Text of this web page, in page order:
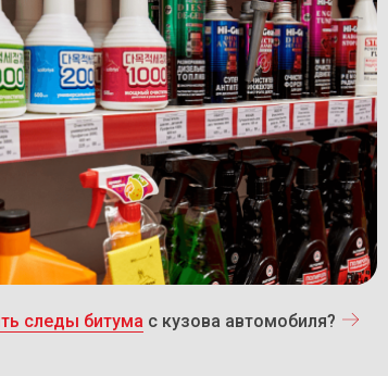
следы битума с кузова автомобиля?